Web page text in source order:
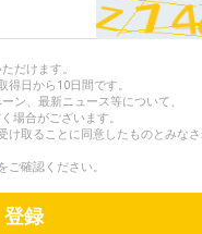
商品を発送いたします
だけます。
日から10日間です。
ン、最新ニュース等について、
場合がございます。
け取ることに同意したものとみな
ご確認ください。
登録